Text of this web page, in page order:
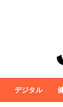
デジタル